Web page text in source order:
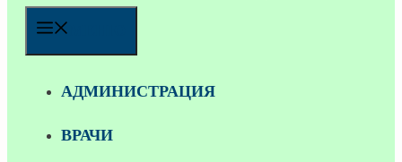
АДМИНИСТРАЦИЯ
ВРАЧИ